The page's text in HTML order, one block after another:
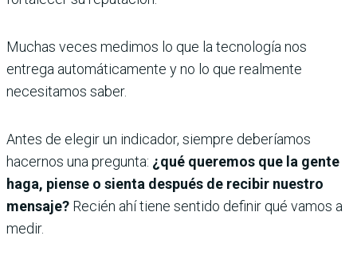
Muchas veces medimos lo que la tecnología nos
entrega automá­ticamente y no lo que realmente
necesitamos saber.
Antes de elegir un indicador, siempre deberíamos
hacernos una pregunta: ¿qué queremos que la gente
haga, piense o sienta des­pués de recibir nuestro
mensaje? Recién ahí tiene sentido definir qué vamos a
medir.